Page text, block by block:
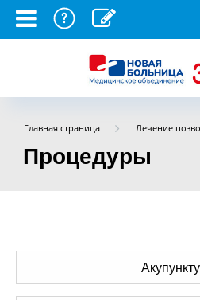
Главная страница Лечение
Процедуры